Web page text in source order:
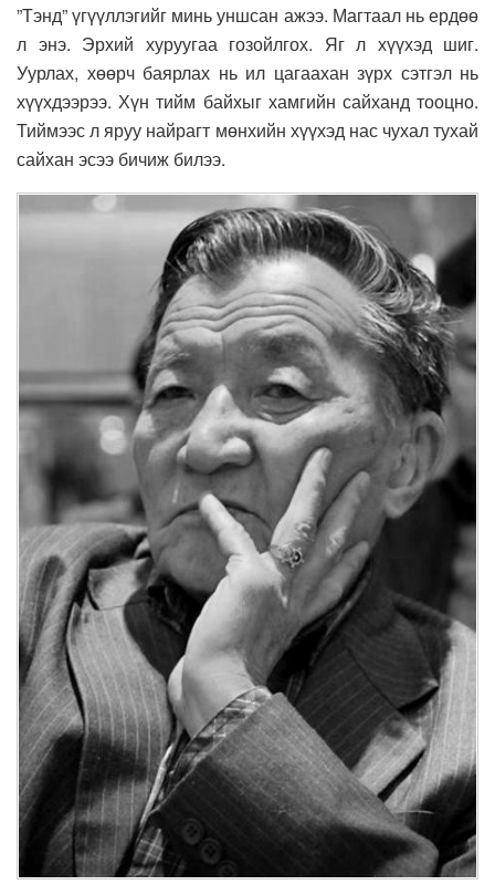
”Тэнд” үгүүллэгийг минь уншсан ажээ. Магтаал нь ердөө
л энэ. Эрхий хуруугаа гозойлгох. Яг л хүүхэд шиг.
Уурлах, хөөрч баярлах нь ил цагаахан зүрх сэтгэл нь
хүүхдээрээ. Хүн тийм байхыг хамгийн сайханд тооцно.
Тиймээс л яруу найрагт мөнхийн хүүхэд нас чухал тухай
сайхан эсээ бичиж билээ.